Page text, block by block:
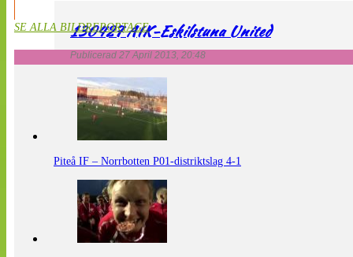
130427 AIK-Eskilstuna United
Publicerad 27 April 2013, 20:48
SE ALLA BILDREPORTAGE
Piteå IF – Norrbotten P01-distriktslag 4-1